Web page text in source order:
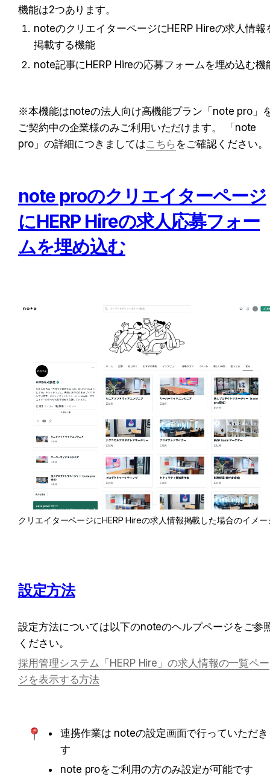
機能は2つあります。
noteのクリエイターページにHERP Hireの求人情報
掲載する機能
note記事にHERP Hireの応募フォームを埋め込む機
※本機能はnoteの法人向け高機能プラン「note pro」
ご契約中の企業様のみご利用いただけます。 「note
pro」の詳細につきましてはこちら をご確認ください。
note proのクリエイターページ
にHERP Hireの求人応募フォー
ムを埋め込む
クリエイターページにHERP Hireの求人情報掲載した場合のイメー
設定方法
設定方法については以下のnoteのヘルプページをご参
ください。
採用管理システム「HERP Hire」の求人情報の一覧ペー
ジを表示する方法
連携作業は noteの設定画面で行っていただき
す
note proをご利用の方のみ設定が可能です